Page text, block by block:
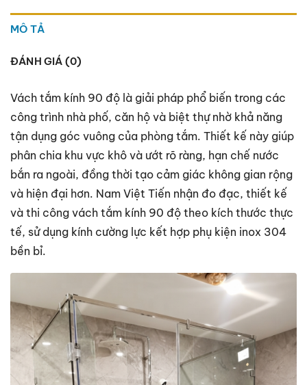
MÔ TẢ
ĐÁNH GIÁ (0)
Vách tắm kính 90 độ là giải pháp phổ biến trong các
công trình nhà phố, căn hộ và biệt thự nhờ khả năng
tận dụng góc vuông của phòng tắm. Thiết kế này giúp
phân chia khu vực khô và ướt rõ ràng, hạn chế nước
bắn ra ngoài, đồng thời tạo cảm giác không gian rộng
và hiện đại hơn. Nam Việt Tiến nhận đo đạc, thiết kế
và thi công vách tắm kính 90 độ theo kích thước thực
tế, sử dụng kính cường lực kết hợp phụ kiện inox 304
bền bỉ.